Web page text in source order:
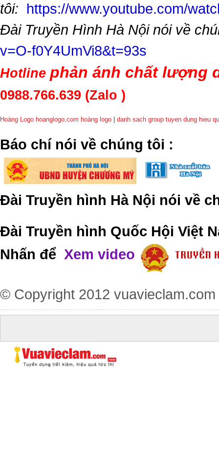
tôi: https://www.youtube.com/
Đài Truyền Hình Hà Nội nói về
v=O-f0Y4UmVi8&t=93s
Hotline phản ánh chất lượng
0988.766.639 (Zalo )
Hoàng Logo hoanglogo.com hoàng logo danh sach group tuyen dung hieu
​Báo chí nói về chúng tôi :
Đài Truyền hình Hà Nội nói về
Đài Truyền hình Quốc Hội Việt
Nhấn để Xem video
© Copyright 2012 vuavieclam.com